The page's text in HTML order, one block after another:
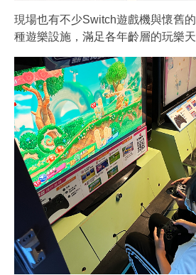
現場也有不少Switch遊戲機與懷舊
種遊樂設施，滿足各年齡層的玩樂天